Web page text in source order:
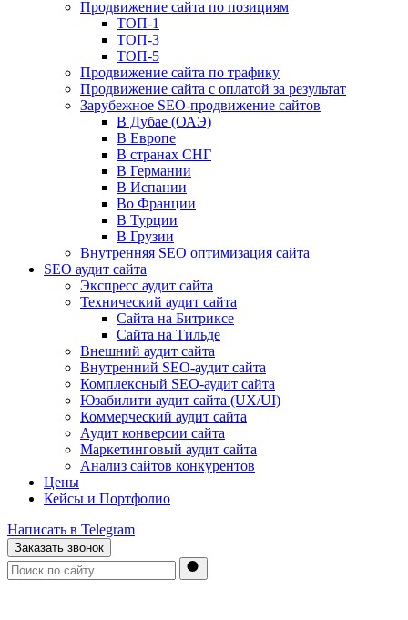
Продвижение сайта по позициям
ТОП-1
ТОП-3
ТОП-5
Продвижение сайта по трафику
Продвижение сайта с оплатой за результат
Зарубежное SEO-продвижение сайтов
В Дубае (ОАЭ)
В Европе
В странах СНГ
В Германии
В Испании
Во Франции
В Турции
В Грузии
Внутренняя SEO оптимизация сайта
SEO аудит сайта
Экспресс аудит сайта
Технический аудит сайта
Сайта на Битриксе
Сайта на Тильде
Внешний аудит сайта
Внутренний SEO-аудит сайта
Комплексный SEO-аудит сайта
Юзабилити аудит сайта (UX/UI)
Коммерческий аудит сайта
Аудит конверсии сайта
Маркетинговый аудит сайта
Анализ сайтов конкурентов
Цены
Кейсы и Портфолио
Написать в Telegram
Заказать звонок